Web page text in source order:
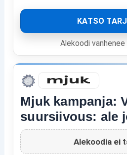
KATSO
Alekoodi
Mjuk kampanja:
suursiivous: ale
Alekoodia ei